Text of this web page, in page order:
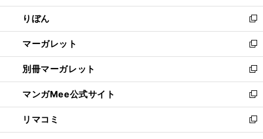
開
く
ウ
で
開
く
ン
ド
ウ
で
開
く
ウ
ィ
ン
ド
ウ
で
開
く
りぼん
新
し
い
ウ
ィ
ン
ド
ウ
で
開
マーガレット
新
し
い
ウ
ィ
ン
ド
ウ
別冊マーガレット
新
し
い
ウ
ィ
ン
マンガMee公式サイト
新
し
い
ウ
リマコミ
新
し